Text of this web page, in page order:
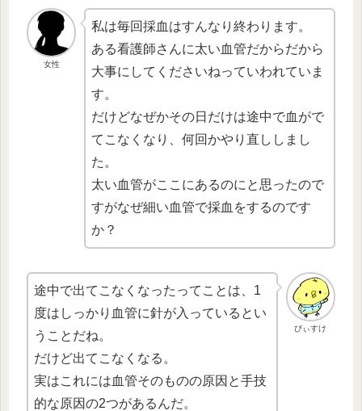
女性
私は毎回採血はすんなり終わります。
ある看護師さんに太い血管だからだから
大事にしてくださいねっていわれていま
す。
だけどなぜかその日だけは途中で血がで
てこなくなり、何回かやり直ししまし
た。
太い血管がここにあるのにと思ったので
すがなぜ細い血管で採血をするのです
か？
ぴぃすけ
途中で出てこなくなったってことは、1
度はしっかり血管に針が入っているとい
うことだね。
だけど出てこなくなる。
実はこれには血管そのものの原因と手技
的な原因の2つがあるんだ。